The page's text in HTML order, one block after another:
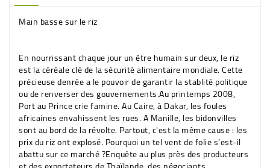
Main basse sur le riz
En nourrissant chaque jour un être humain sur deux, le riz
est la céréale clé de la sécurité alimentaire mondiale. Cette
précieuse denrée a le pouvoir de garantir la stablité politique
ou de renverser des gouvernements.Au printemps 2008,
Port au Prince crie famine. Au Caire, à Dakar, les foules
africaines envahissent les rues. A Manille, les bidonvilles
sont au bord de la révolte. Partout, c'est la même cause : les
prix du riz ont explosé. Pourquoi un tel vent de folie s’est-il
abattu sur ce marché ?Enquête au plus près des producteurs